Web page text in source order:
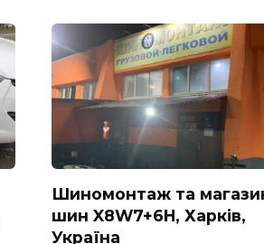
Шиномонтаж та
шин X8W7+6H, Харків,
Україна